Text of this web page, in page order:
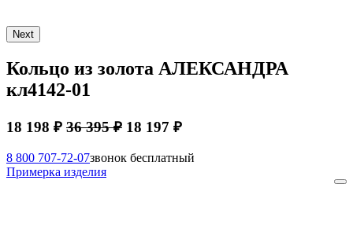
Next
Кольцо из золота АЛЕКСАНДРА
кл4142-01
18 198 ₽ 36 395 ₽ 18 197 ₽
8 800 707-72-07звонок бесплатный
Примерка изделия